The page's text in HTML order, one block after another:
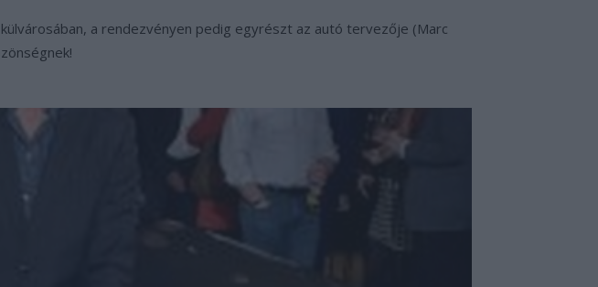
a rendezvényen pedig egyrészt az autó tervezője (Marc